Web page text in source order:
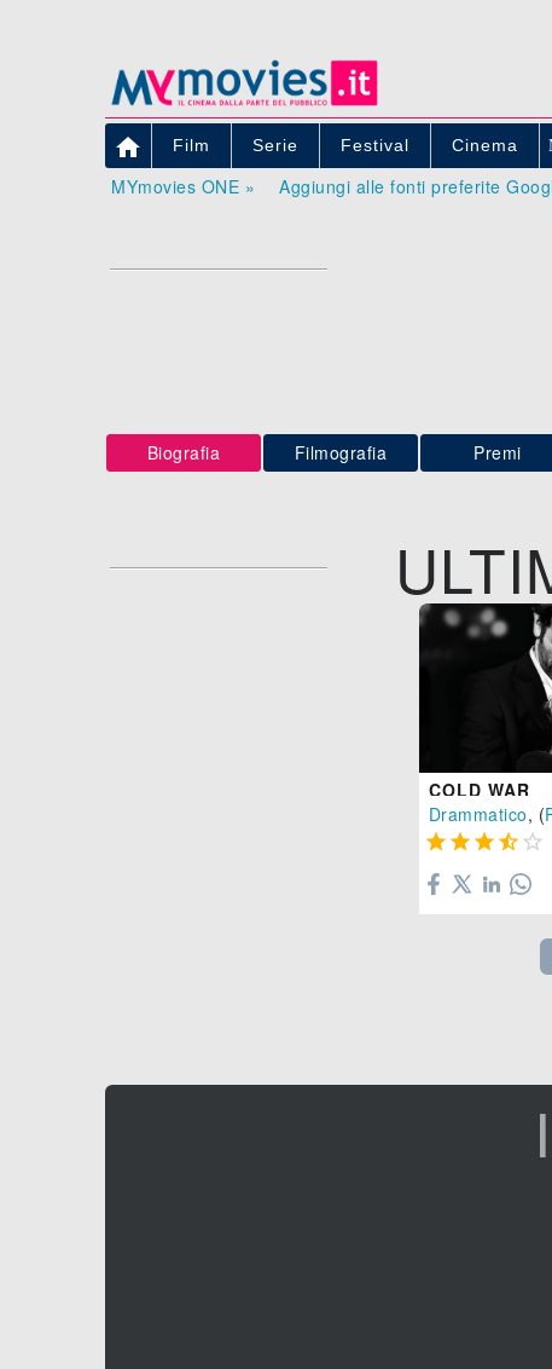
 Film Serie Festival Cinema
MYmovies ONE » Aggiungi alle fonti preferite
Biografia Filmografia Premi
COLD WAR
Drammatico, (
    